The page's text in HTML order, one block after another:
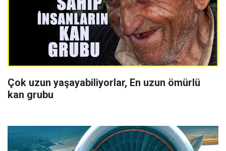
Çok uzun yaşayabiliyorlar, En uzun ömürlü
kan grubu